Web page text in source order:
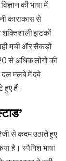
की भाषा में
काराकास से
शक्तिशाली झटकों
मची और सैकड़ों
से अधिक लोगों की
दल मलबे में दबे
हुए हैं।
से कदम उठाते हुए
है। स्पैनिश भाषा